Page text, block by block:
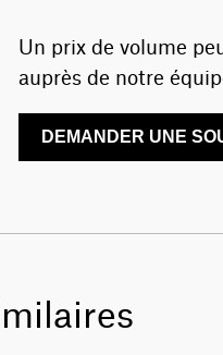
Un prix de volume
auprès de notre
DEMANDER UNE